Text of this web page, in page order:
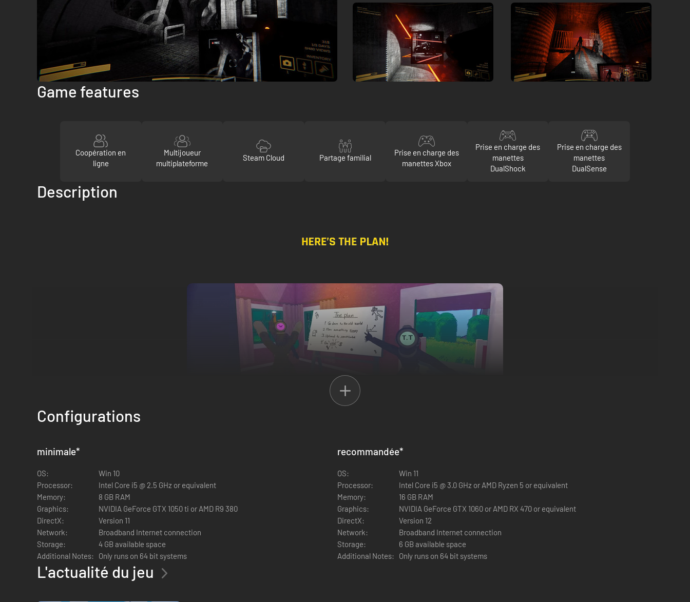
Game features
Coopération en
ligne
Multijoueur
multiplateforme
Steam Cloud Partage familial
Prise en charge des
manettes Xbox
Prise en charge des
manettes
DualShock
Prise en charge des
manettes
DualSense
Description
VOICI LE PLAN !
buzz.
Configurations
minimale*
OS:
Win 10
Processor:
Intel Core i5 @ 2.5 GHz or equivalent
Memory:
8 GB RAM
Graphics:
NVIDIA GeForce GTX 1050 ti or AMD R9 380
DirectX:
Version 11
Network:
Broadband Internet connection
Storage:
4 GB available space
Additional Notes:
Only runs on 64 bit systems
recommandée*
OS:
Win 11
Processor:
Intel Core i5 @ 3.0 GHz or AMD Ryzen 5 or equivalent
Memory:
16 GB RAM
Graphics:
NVIDIA GeForce GTX 1060 or AMD RX 470 or equivalent
DirectX:
Version 12
Network:
Broadband Internet connection
Storage:
6 GB available space
Additional Notes:
Only runs on 64 bit systems
L'actualité du jeu